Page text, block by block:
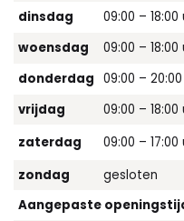
dinsdag
09:00 – 18:00
woensdag
09:00 – 18:00
donderdag 09:00 –
vrijdag
09:00 – 18:00
zaterdag
09:00 – 17:00
zondag
gesloten
Aangepaste